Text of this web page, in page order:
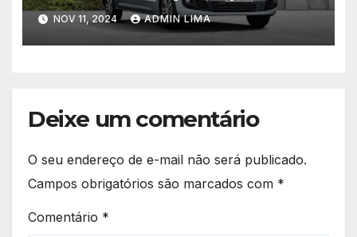
Programadores Ambiciosos!
NOV 11, 2024 ADMIN LIMA
Deixe um comentário
O seu endereço de e-mail não será publicado.
Campos obrigatórios são marcados com *
Comentário *